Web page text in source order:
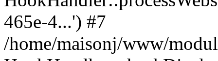
465e-4...') #7
/home/maisonj/www/